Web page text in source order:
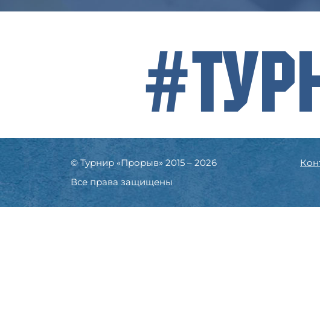
© Турнир «Прорыв» 2015 – 2026
Все права защищены